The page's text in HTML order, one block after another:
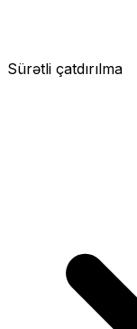
Sürətli çatdırılma